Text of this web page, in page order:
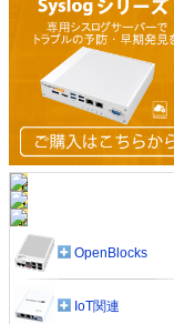
OpenBlocks
IoT関連